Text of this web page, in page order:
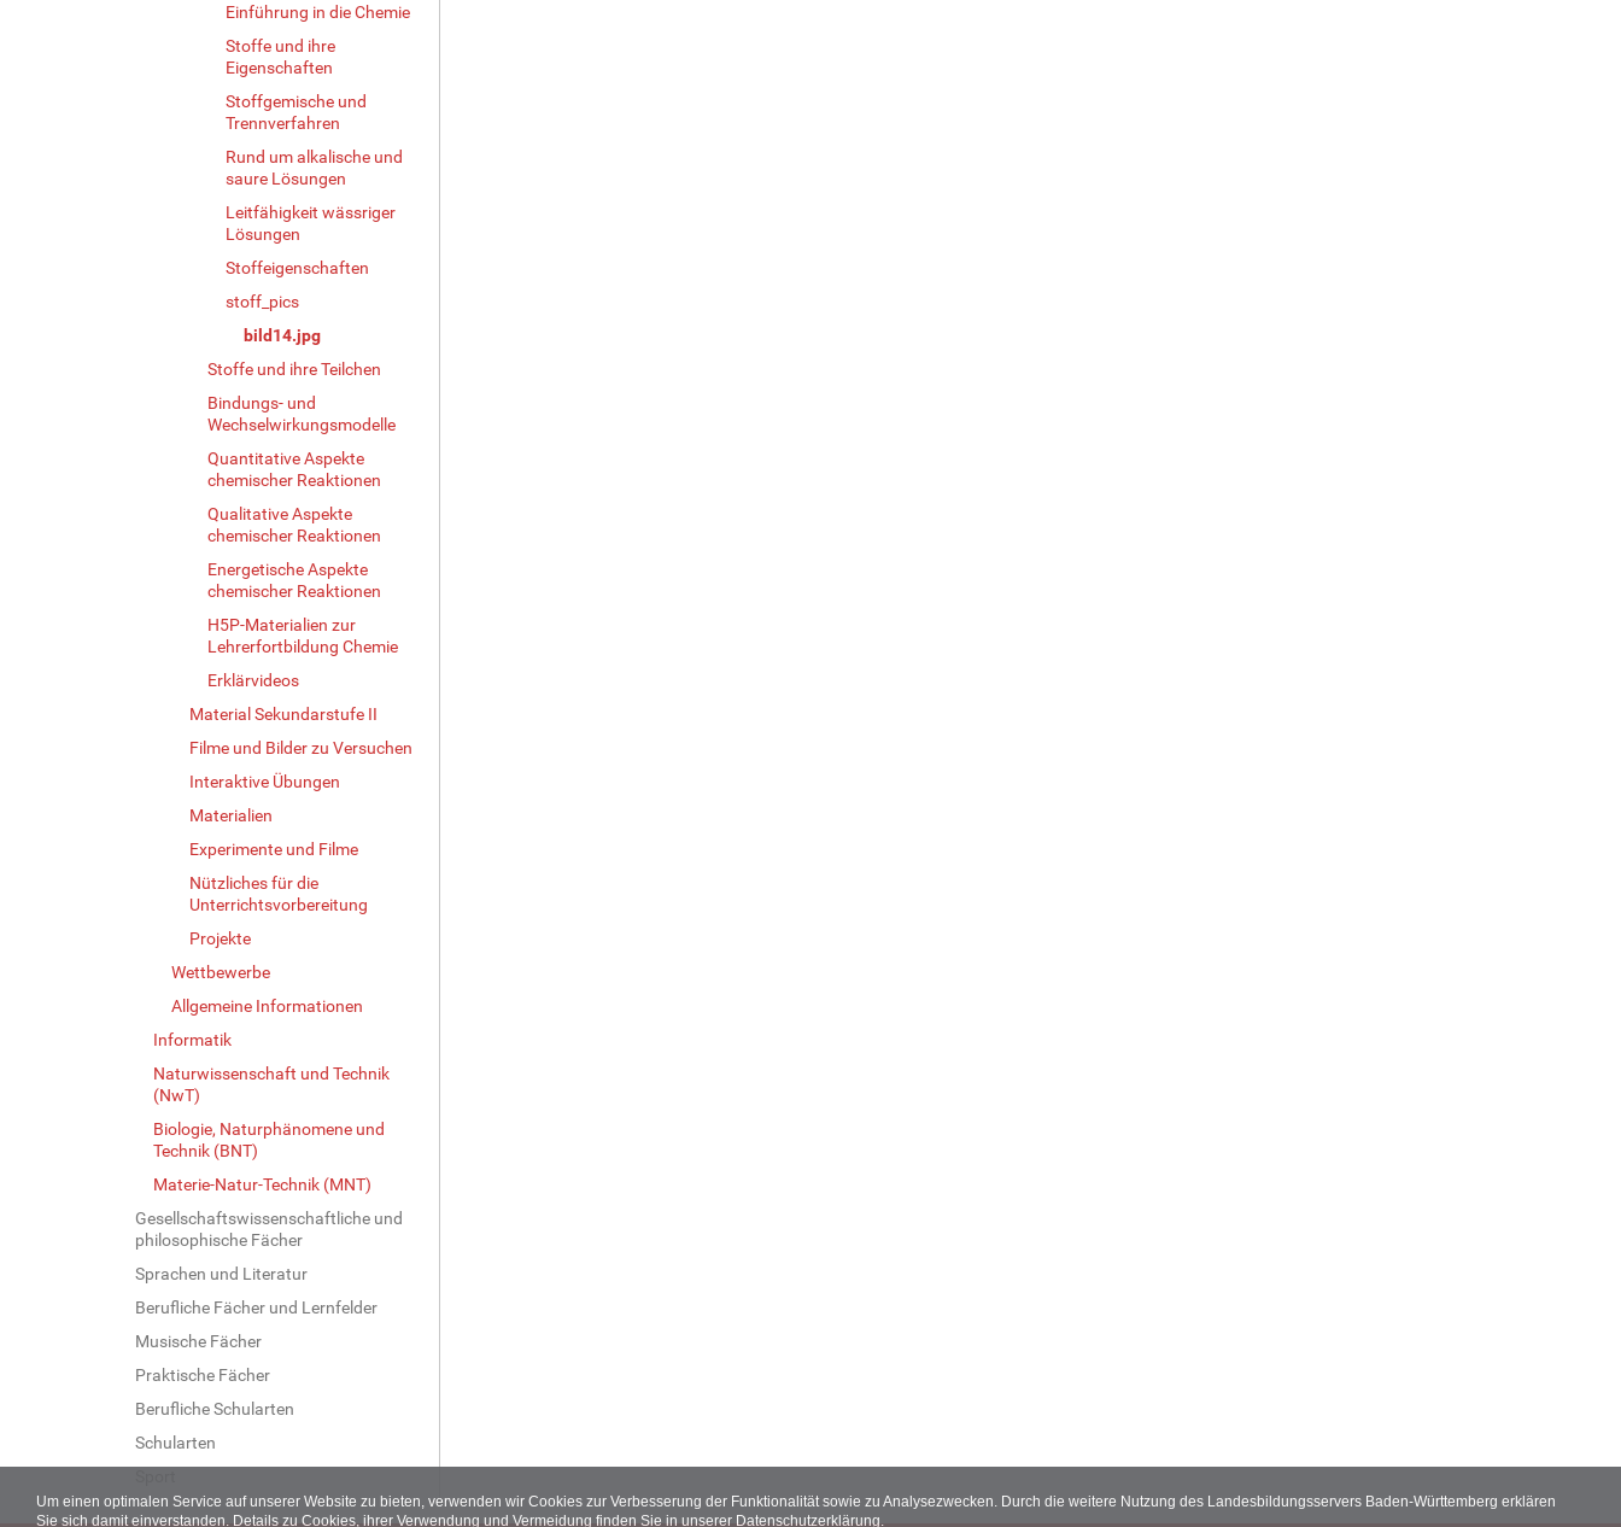
Um einen optimalen Service auf unserer Website zu bieten, verwenden wir Cookies zur Verbesserung der Funktionalität sowie zu Analysezwecken. Durch die weitere Nutzung des Landesbildungsservers Baden-Württemberg erklären
Sie sich damit einverstanden. Details zu Cookies, ihrer Verwendung und Vermeidung finden Sie in unserer Datenschutzerklärung.
Einführung in die Chemie
Stoffe und ihre
Eigenschaften
Stoffgemische und
Trennverfahren
Rund um alkalische und
saure Lösungen
Leitfähigkeit wässriger
Lösungen
Stoffeigenschaften
stoff_pics
bild14.jpg
Stoffe und ihre Teilchen
Bindungs- und
Wechselwirkungsmodelle
Quantitative Aspekte
chemischer Reaktionen
Qualitative Aspekte
chemischer Reaktionen
Energetische Aspekte
chemischer Reaktionen
H5P-Materialien zur
Lehrerfortbildung Chemie
Erklärvideos
Material Sekundarstufe II
Filme und Bilder zu Versuchen
Interaktive Übungen
Materialien
Experimente und Filme
Nützliches für die
Unterrichtsvorbereitung
Projekte
Wettbewerbe
Allgemeine Informationen
Informatik
Naturwissenschaft und Technik
(NwT)
Biologie, Naturphänomene und
Technik (BNT)
Materie-Natur-Technik (MNT)
Gesellschaftswissenschaftliche und
philosophische Fächer
Sprachen und Literatur
Berufliche Fächer und Lernfelder
Musische Fächer
Praktische Fächer
Berufliche Schularten
Schularten